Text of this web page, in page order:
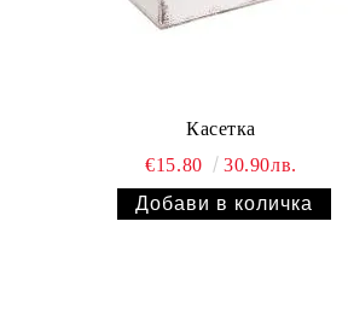
Касетка
€15.80
30.90лв.